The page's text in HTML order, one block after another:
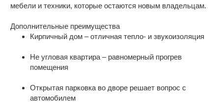
мебели и техники, которые остаются новым владельцам.
Дополнительные преимущества
Кирпичный дом – отличная тепло- и звукоизоляция
Не угловая квартира – равномерный прогрев
помещения
Открытая парковка во дворе решает вопрос с
автомобилем